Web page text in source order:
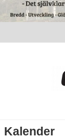
Kalender